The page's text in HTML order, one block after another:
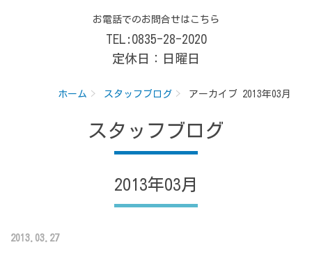
お電話でのお問合せはこちら
TEL:0835-28-2020
定休日：日曜日
ホーム スタッフブログ アーカイブ 2013年03月
スタッフブログ
2013年03月
2013.03.27